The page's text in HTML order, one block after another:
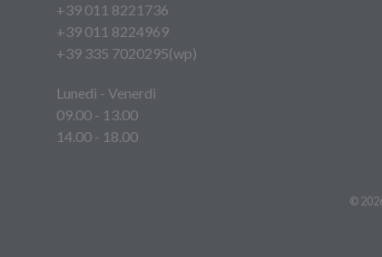
+39 011 8221736
+39 011 8224969
+39 335 7020295(wp)
Lunedì - Venerdì
09.00 - 13.00
14.00 - 18.00
©